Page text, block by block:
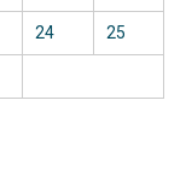
24 25